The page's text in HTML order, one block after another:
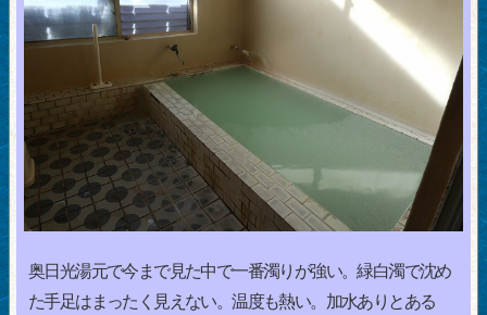
奥日光湯元で今まで見た中で一番濁りが強い。緑白濁で沈め
た手足はまったく見えない。温度も熱い。加水ありとある